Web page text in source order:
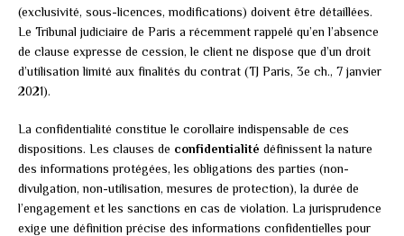
(exclusivité, sous-licences, modifications) doivent être détaillées.
Le Tribunal judiciaire de Paris a récemment rappelé qu’en l’absence
de clause expresse de cession, le client ne dispose que d’un droit
d’utilisation limité aux finalités du contrat (TJ Paris, 3e ch., 7 janvier
2021).
La confidentialité constitue le corollaire indispensable de ces
dispositions. Les clauses de confidentialité définissent la nature
des informations protégées, les obligations des parties (non-
divulgation, non-utilisation, mesures de protection), la durée de
l’engagement et les sanctions en cas de violation. La jurisprudence
exige une définition précise des informations confidentielles pour